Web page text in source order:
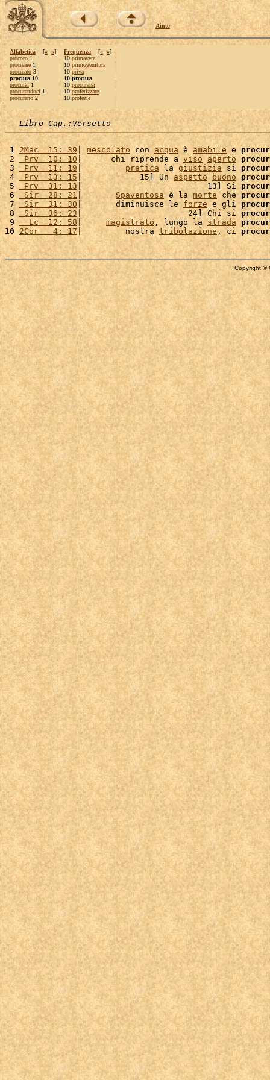
Aiuto
Alfabetica [« »]
pròcoro 1
procreare 1
procreato 3
procura 10
procurai 1
procurandoci 1
procurano 2
Frequenza [« »]
10 primavera
10 primogenitura
10 priva
10 procura
10 procurarsi
10 profetizzare
10 profezie
Libro Cap.:Versetto
1 2Mac  15: 39 | mescolato con acqua è amabile e
2 Prv  10: 10 |      chi riprende a viso aperto
3 Prv  11: 19 | pratica la giustizia si
4
Prv  13: 15|            15] Un aspetto buono
5 Prv  31: 13 |                          13] Si
6 Sir  28: 21 | Spaventosa è la morte che
7
Sir  31: 30|       diminuisce le forze e gli
8 Sir  36: 23 |                      24] Chi si
9
  Lc  12: 58
| magistrato , lungo la strada
10 2Cor   4: 17 |         nostra tribolazione, ci
Copyright ©